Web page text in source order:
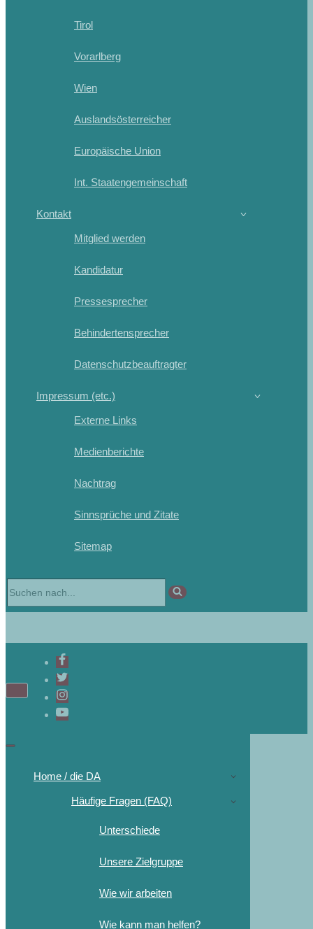
Tirol
Vorarlberg
Wien
Auslandsösterreicher
Europäische Union
Int. Staatengemeinschaft
Kontakt
Mitglied werden
Kandidatur
Pressesprecher
Behindertensprecher
Datenschutzbeauftragter
Impressum (etc.)
Externe Links
Medienberichte
Nachtrag
Sinnsprüche und Zitate
Sitemap
Home / die DA
Häufige Fragen (FAQ)
Unterschiede
Unsere Zielgruppe
Wie wir arbeiten
Wie kann man helfen?